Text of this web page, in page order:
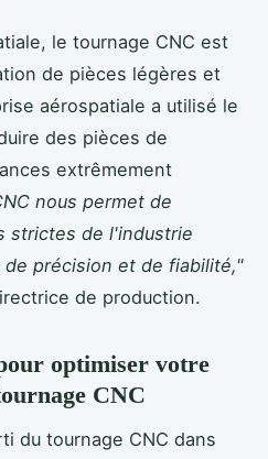
le tournage CNC est
de pièces légères et
aérospatiale a utilisé le
des pièces de
extrêmement
nous permet de
strictes de l'industrie
précision et de fiabilité,"
de production.
optimiser votre
CNC
du tournage CNC dans